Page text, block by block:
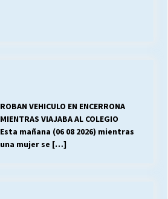
ROBAN VEHICULO EN ENCERRONA
MIENTRAS VIAJABA AL COLEGIO
Esta mañana (06 08 2026) mientras
una mujer se […]